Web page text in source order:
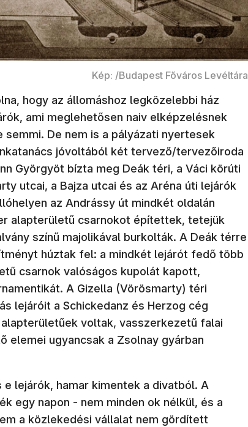
Kép: /Budapest Főváros Levéltára
hogy az állomáshoz legközelebbi ház
ami meglehetősen naiv elképzelésnek
De nem is a pályázati nyertesek
jóvoltából két tervező/tervezőiroda
Györgyöt bízta meg Deák téri, a Váci körúti
utcai, a Bajza utcai és az Aréna úti lejárók
az Andrássy út mindkét oldalán
alapterületű csarnokot építettek, tetejük
színű majolikával burkolták. A Deák térre
húztak fel: a mindkét lejárót fedő több
csarnok valóságos kupolát kapott,
A Gizella (Vörösmarty) téri
lejáróit a Schickedanz és Herzog cég
voltak, vasszerkezetű falai
elemei ugyancsak a Zsolnay gyárban
lejárók, hamar kimentek a divatból. A
egy napon - nem minden ok nélkül, és a
a közlekedési vállalat nem gördített